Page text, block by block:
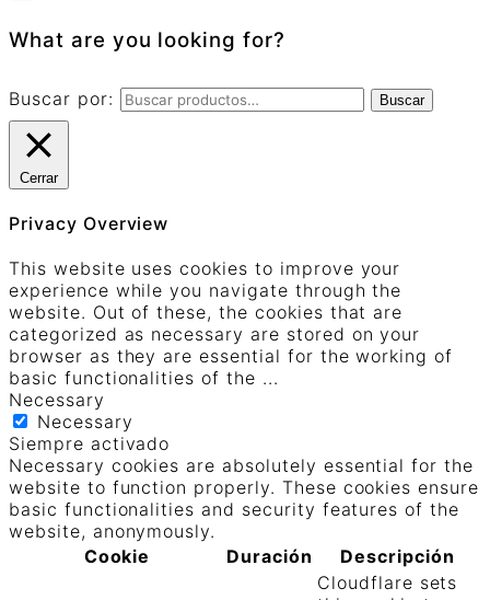
What are you looking for?
Buscar por: Buscar
Cerrar
Privacy Overview
This website uses cookies to improve your
experience while you navigate through the
website. Out of these, the cookies that are
categorized as necessary are stored on your
browser as they are essential for the working of
basic functionalities of the ...
Necessary
Necessary
Siempre activado
Necessary cookies are absolutely essential for the
website to function properly. These cookies ensure
basic functionalities and security features of the
website, anonymously.
Cookie
Duración
Descripción
Cloudflare sets